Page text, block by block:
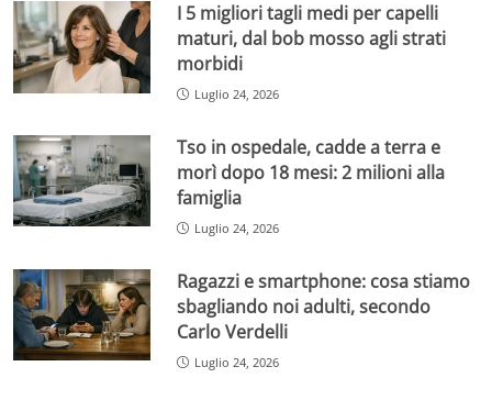
I 5 migliori tagli medi per capelli
maturi, dal bob mosso agli strati
morbidi
Luglio 24, 2026
Tso in ospedale, cadde a terra e
morì dopo 18 mesi: 2 milioni alla
famiglia
Luglio 24, 2026
Ragazzi e smartphone: cosa stiamo
sbagliando noi adulti, secondo
Carlo Verdelli
Luglio 24, 2026